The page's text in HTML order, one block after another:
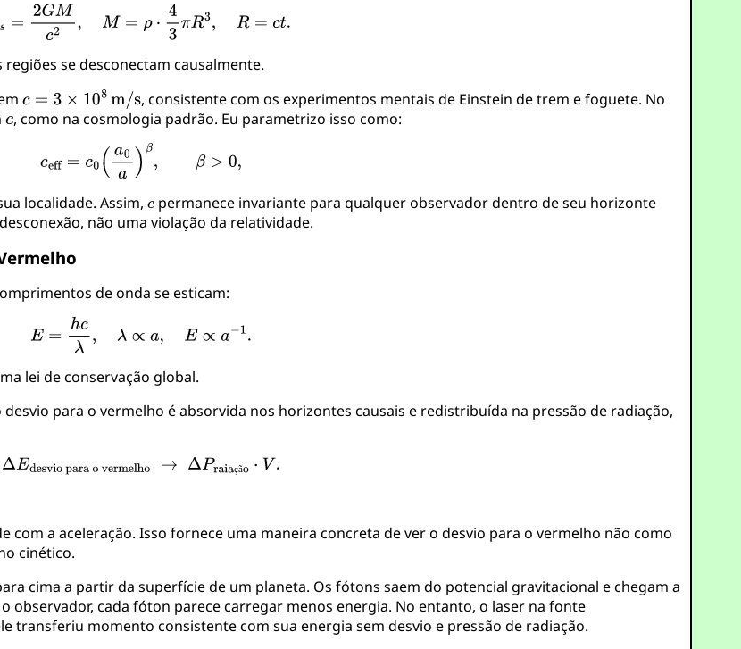
regiões se desconectam causalmente.
, consistente com os experimentos mentais de Einstein de trem e foguete. No
, como na cosmologia padrão. Eu parametrizo isso como:
localidade. Assim, permanece invariante para qualquer observador dentro de seu horizonte
não uma violação da relatividade.
de onda se esticam:
lei de conservação global.
para o vermelho é absorvida nos horizontes causais e redistribuída na pressão de radiação,
çã
com a aceleração. Isso fornece uma maneira concreta de ver o desvio para o vermelho não como
cinético.
cima a partir da superfície de um planeta. Os fótons saem do potencial gravitacional e chegam a
observador, cada fóton parece carregar menos energia. No entanto, o laser na fonte
transferiu momento consistente com sua energia sem desvio e pressão de radiação.